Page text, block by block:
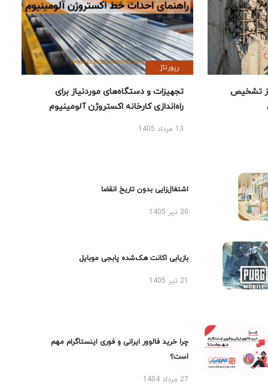
تشخیص
رپورتاژ
تجهیزات و دستگاه‌های موردنیاز برای
راه‌اندازی کارخانه اکستروژن آلومینیوم
13 مرداد 1405
اشتغال‌زایی بدون تاریخ انقضا
20 تیر 1405
بازیابی اکانت هک‌شده پابجی موبایل
چرا خرید فالوور ایرانی و فوری اینستاگرام مهم
است؟
27 مرداد 1404